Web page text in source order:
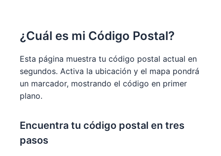
¿Cuál es mi Código Postal?
Esta página muestra tu código postal actual en
segundos. Activa la ubicación y el mapa pondrá
un marcador, mostrando el código en primer
plano.
Encuentra tu código postal en tres
pasos